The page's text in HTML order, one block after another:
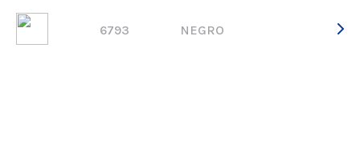
6793 NEGRO